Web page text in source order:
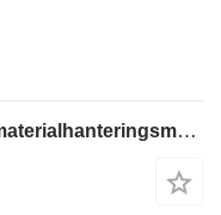
Zapi E116239 styrenhet till Atlet materialhanteringsmaskin